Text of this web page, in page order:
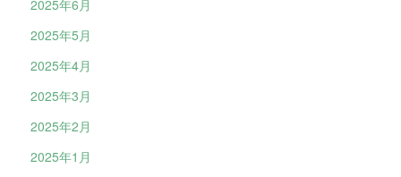
2025年6月
2025年5月
2025年4月
2025年3月
2025年2月
2025年1月